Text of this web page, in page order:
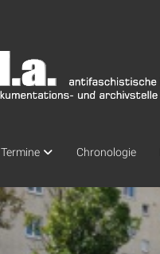
Termine Chronologie